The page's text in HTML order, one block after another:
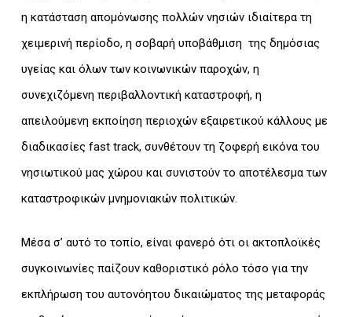
η κατάσταση απομόνωσης πολλών νησιών ιδιαίτερα τη
χειμερινή περίοδο, η σοβαρή υποβάθμιση της δημόσιας
υγείας και όλων των κοινωνικών παροχών, η
συνεχιζόμενη περιβαλλοντική καταστροφή, η
απειλούμενη εκποίηση περιοχών εξαιρετικού κάλλους με
διαδικασίες fast track, συνθέτουν τη ζοφερή εικόνα του
νησιωτικού μας χώρου και συνιστούν το αποτέλεσμα των
καταστροφικών μνημονιακών πολιτικών.
Μέσα σ’ αυτό το τοπίο, είναι φανερό ότι οι ακτοπλοϊκές
συγκοινωνίες παίζουν καθοριστικό ρόλο τόσο για την
εκπλήρωση του αυτονόητου δικαιώματος της μεταφοράς